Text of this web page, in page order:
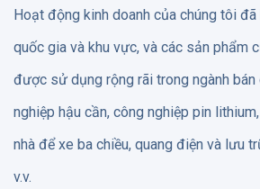
Hoạt động kinh doanh của chúng tôi đã
quốc gia và khu vực, và các sản phẩm
được sử dụng rộng rãi trong ngành bán
nghiệp hậu cần, công nghiệp pin
nhà để xe ba chiều, quang điện và lưu
v.v.